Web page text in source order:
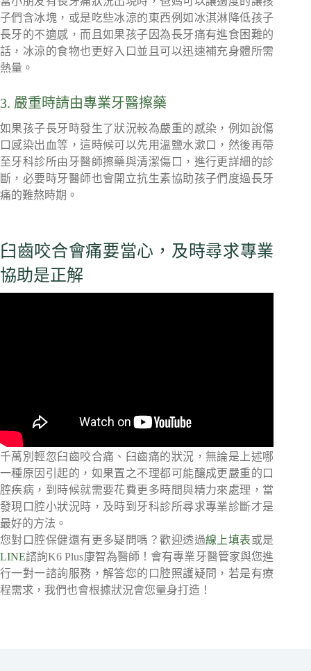
子們含冰塊，或是吃些冰涼的東西例如冰淇淋降低孩子
長牙的不適感，而且如果孩子因為長牙痛有進食困難的
話，冰涼的食物也更好入口並且可以迅速補充身體所需
熱量。
3. 嚴重時請由專業牙醫擦藥
如果孩子長牙時發生了狀況較為嚴重的感染，例如說傷
口感染出血等，這時候可以先用溫鹽水漱口，然後再帶
至牙科診所由牙醫師擦藥與清潔傷口，進行更詳細的診
斷，必要時牙醫師也會開立抗生素協助孩子們度過長牙
痛的難熬時期。
臼齒咬合會痛要當心，及時尋求專業
協助是正解
千萬別輕忽臼齒咬合痛、臼齒痛的狀況，無論是上述哪
一種原因引起的，如果置之不理都可能釀成更嚴重的口
腔疾病，到時候就需要花費更多時間與精力來處理，當
發現口腔小狀況時，及時到牙科診所尋求專業診斷才是
最好的方法。
您對口腔保健還有更多疑問嗎？歡迎透過線上填表或是
LINE諮詢K6 Plus康智為醫師！會有專業牙醫管家與您進
行一對一諮詢服務，解答您的口腔照護疑問，若是有療
程需求，我們也會根據狀況會您量身打造！